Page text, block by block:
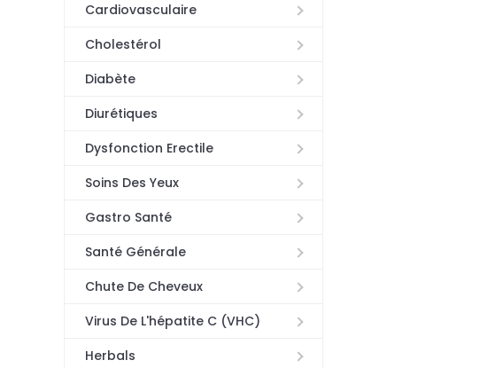
Cardiovasculaire
Cholestérol
Diabète
Diurétiques
Dysfonction Erectile
Soins Des Yeux
Gastro Santé
Santé Générale
Chute De Cheveux
Virus De L'hépatite C (VHC)
Herbals